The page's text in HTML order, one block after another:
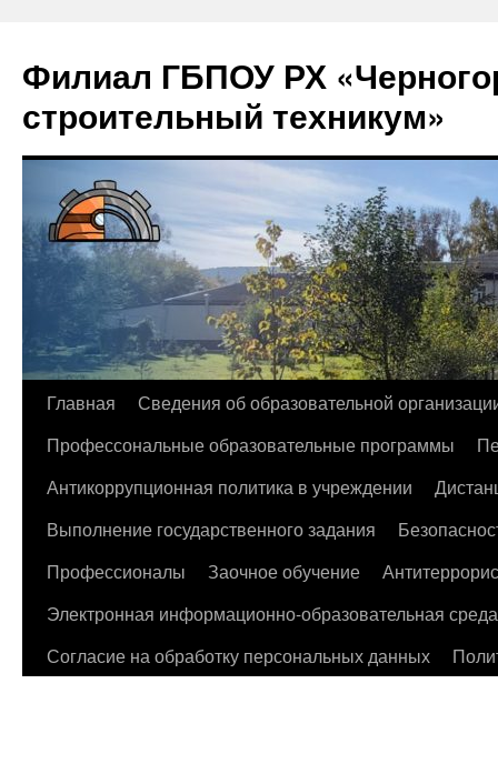
Филиал ГБПОУ РХ
строительный техникум»
Перейти
содержимому
Главная
Сведения об образовательной
Профессональные образовательные программы
Антикоррупционная политика в учреждении
Выполнение государственного задания
Профессионалы
Заочное обучение
Электронная информационно-образовательная среда
Согласие на обработку персональных данных